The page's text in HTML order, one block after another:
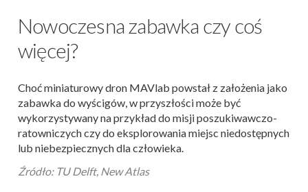
Nowoczesna zabawka czy coś
więcej?
Choć miniaturowy dron MAVlab powstał z założenia jako
zabawka do wyścigów, w przyszłości może być
wykorzystywany na przykład do misji poszukiwawczo-
ratowniczych czy do eksplorowania miejsc niedostępnych
lub niebezpiecznych dla człowieka.
Źródło: TU Delft, New Atlas